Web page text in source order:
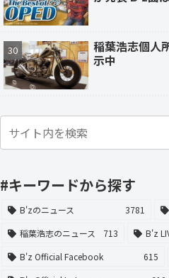
稲葉浩志個人
示中
#キーワードから探す
B'zのニュース 3781
稲葉浩志のニュース
713 B'z
B'z Official Facebook
615